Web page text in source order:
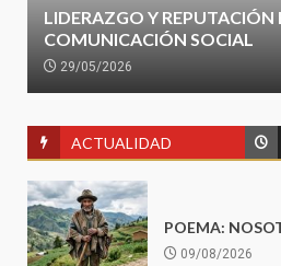
ACTUALIDAD
POEMA:
09/08/2026
LIDERAZGO Y REPUTACIÓN
COMUNICACIÓN SOCIAL
29/05/2026